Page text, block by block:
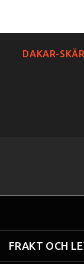
DAKAR-
FRAKT OCH